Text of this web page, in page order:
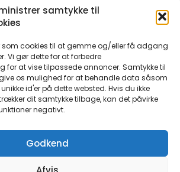
samtykke til
som cookies til at gemme og/eller få adgang
Vi gør dette for at forbedre
for at vise tilpassede annoncer. Samtykke til
os mulighed for at behandle data såsom
id'er på dette websted. Hvis du ikke
dit samtykke tilbage, kan det påvirke
negativt.
Godkend
Kontakt
bøgerne, eller har du spørgsmål til en
har lavet, så kontakt mig på:
eller er du forhandler og ønsker
i din butik, så skriv endelig.
Handelsbetingelser